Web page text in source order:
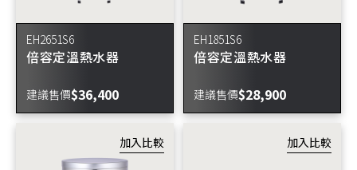
EH2651S6
倍容定溫熱水器
建議售價$36,400
EH1851S6
倍容定溫熱水器
建議售價$28,900